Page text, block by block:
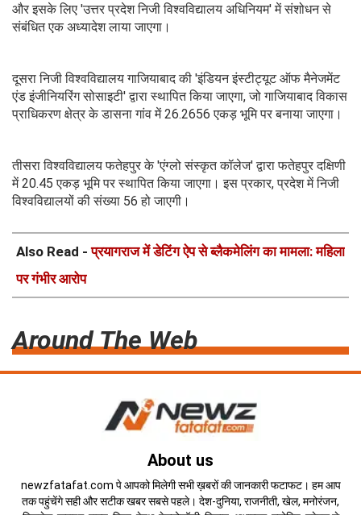
और इसके लिए 'उत्तर प्रदेश निजी विश्वविद्यालय अधिनियम' में संशोधन से
संबंधित एक अध्यादेश लाया जाएगा।
दूसरा निजी विश्वविद्यालय गाजियाबाद की 'इंडियन इंस्टीट्यूट ऑफ मैनेजमेंट
एंड इंजीनियरिंग सोसाइटी' द्वारा स्थापित किया जाएगा, जो गाजियाबाद विकास
प्राधिकरण क्षेत्र के डासना गांव में 26.2656 एकड़ भूमि पर बनाया जाएगा।
तीसरा विश्वविद्यालय फतेहपुर के 'एंग्लो संस्कृत कॉलेज' द्वारा फतेहपुर दक्षिणी
में 20.45 एकड़ भूमि पर स्थापित किया जाएगा। इस प्रकार, प्रदेश में निजी
विश्वविद्यालयों की संख्या 56 हो जाएगी।
Also Read -प्रयागराज में डेटिंग ऐप से ब्लैकमेलिंग का मामला: महिला
पर गंभीर आरोप
Around The Web
About us
newzfatafat.com पे आपको मिलेगी सभी ख़बरों की जानकारी फटाफट। हम आप
तक पहुंचेंगे सही और सटीक खबर सबसे पहले। देश-दुनिया, राजनीती, खेल, मनोरंजन,